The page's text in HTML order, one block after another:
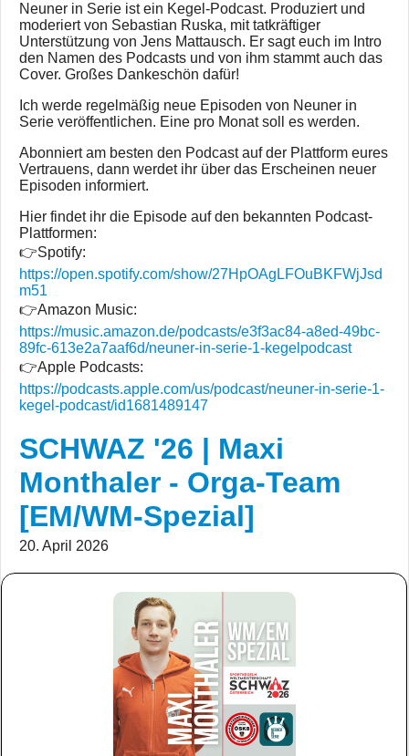
Neuner in Serie ist ein Kegel-Podcast. Produziert und
moderiert von Sebastian Ruska, mit tatkräftiger
Unterstützung von Jens Mattausch. Er sagt euch im Intro
den Namen des Podcasts und von ihm stammt auch das
Cover. Großes Dankeschön dafür!
Ich werde regelmäßig neue Episoden von Neuner in
Serie veröffentlichen. Eine pro Monat soll es werden.
Abonniert am besten den Podcast auf der Plattform eures
Vertrauens, dann werdet ihr über das Erscheinen neuer
Episoden informiert.
Hier findet ihr die Episode auf den bekannten Podcast-
Plattformen:
👉Spotify:
https://open.spotify.com/show/27HpOAgLFOuBKFWjJsd
m51
👉Amazon Music:
https://music.amazon.de/podcasts/e3f3ac84-a8ed-49bc-
89fc-613e2a7aaf6d/neuner-in-serie-1-kegelpodcast
👉Apple Podcasts:
https://podcasts.apple.com/us/podcast/neuner-in-serie-1-
kegel-podcast/id1681489147
SCHWAZ '26 | Maxi
Monthaler - Orga-Team
[EM/WM-Spezial]
20. April 2026